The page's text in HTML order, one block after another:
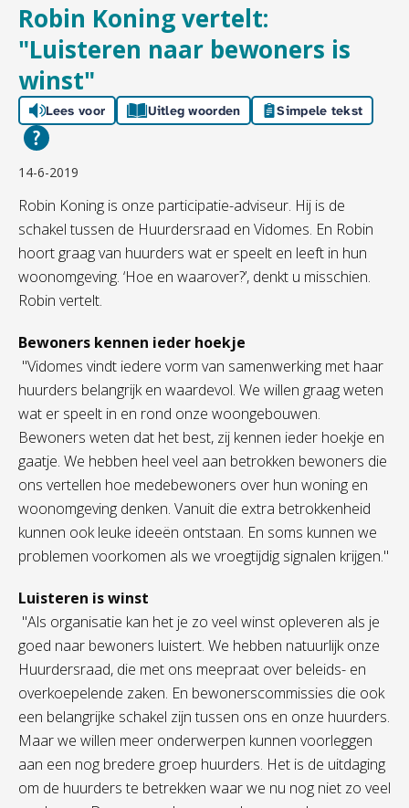
Robin Koning vertelt:
"Luisteren naar bewoners is
winst"
Lees voor Uitleg woorden Simpele tekst
14-6-2019
Robin Koning is onze participatie-adviseur. Hij is de
schakel tussen de Huurdersraad en Vidomes. En Robin
hoort graag van huurders wat er speelt en leeft in hun
woonomgeving. ‘Hoe en waarover?’, denkt u misschien.
Robin vertelt.
Bewoners kennen ieder hoekje
"Vidomes vindt iedere vorm van samenwerking met haar
huurders belangrijk en waardevol. We willen graag weten
wat er speelt in en rond onze woongebouwen.
Bewoners weten dat het best, zij kennen ieder hoekje en
gaatje. We hebben heel veel aan betrokken bewoners die
ons vertellen hoe medebewoners over hun woning en
woonomgeving denken. Vanuit die extra betrokkenheid
kunnen ook leuke ideeën ontstaan. En soms kunnen we
problemen voorkomen als we vroegtijdig signalen krijgen."
Luisteren is winst
"Als organisatie kan het je zo veel winst opleveren als je
goed naar bewoners luistert. We hebben natuurlijk onze
Huurdersraad, die met ons meepraat over beleids- en
overkoepelende zaken. En bewonerscommissies die ook
een belangrijke schakel zijn tussen ons en onze huurders.
Maar we willen meer onderwerpen kunnen voorleggen
aan een nog bredere groep huurders. Het is de uitdaging
om de huurders te betrekken waar we nu nog niet zo veel